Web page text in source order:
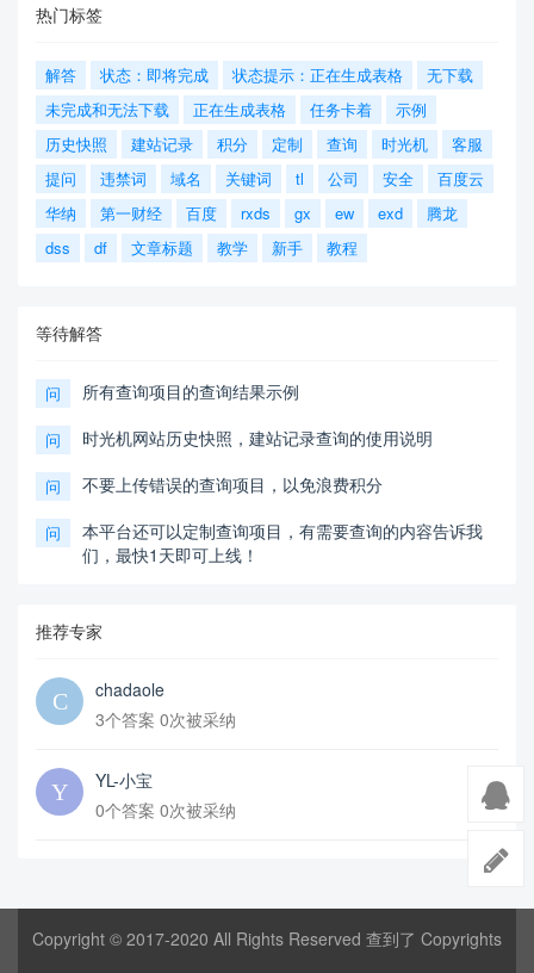
热门标签
解答 状态：即将完成 状态提示：正在生成表格
无下载
未完成和无法下载
正在生成表格 任务卡着
示例
历史快照
建站记录 积分 定制 查询 时光机
客服
提问
违禁词 域名 关键词 tl 公司 安全
百度云
华纳
第一财经 百度 rxds gx ew exd
腾龙
dss
df 文章标题 教学 新手 教程
等待解答
问 所有查询项目的查询结果示例
问 时光机网站历史快照，建站记录查询的使用说明
问 不要上传错误的查询项目，以免浪费积分
问
本平台还可以定制查询项目，有需要查询的内容告诉我
们，最快1天即可上线！
推荐专家
chadaole
3个答案 0次被采纳
YL-小宝
0个答案 0次被采纳
Copyright © 2017-2020 All Rights Reserved 查到了 Copyrights